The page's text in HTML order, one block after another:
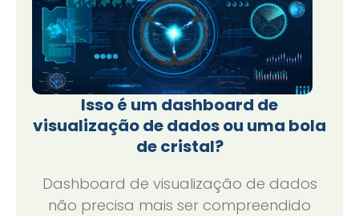
Isso é um dashboard de
visualização de dados ou uma bola
de cristal?
Dashboard de visualização de dados
não precisa mais ser compreendido